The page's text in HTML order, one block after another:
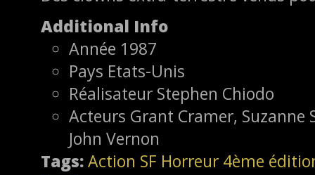
Additional Info
Année 1987
Pays Etats-Unis
Réalisateur Stephen Chiodo
Acteurs Grant Cramer, Suzanne
John Vernon
Tags:Action SF Horreur 4ème